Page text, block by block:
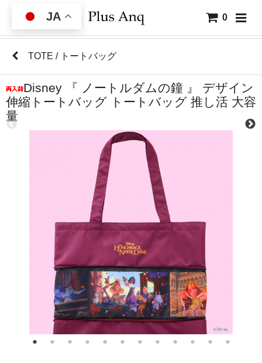
0
JA
TOTE / トートバッグ
Disney 『 ノートルダムの鐘 』 デザイン
伸縮トートバッグ トートバッグ 推し活 大容
量